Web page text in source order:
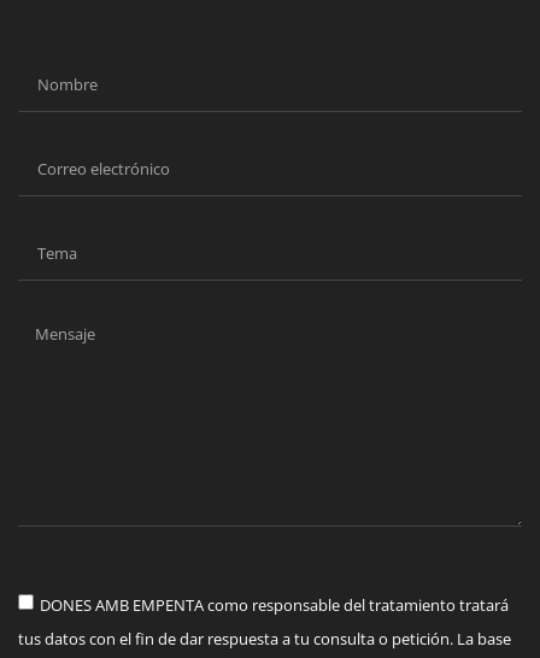
DONES AMB EMPENTA como responsable del tratamiento tratará
tus datos con el fin de dar respuesta a tu consulta o petición. La base